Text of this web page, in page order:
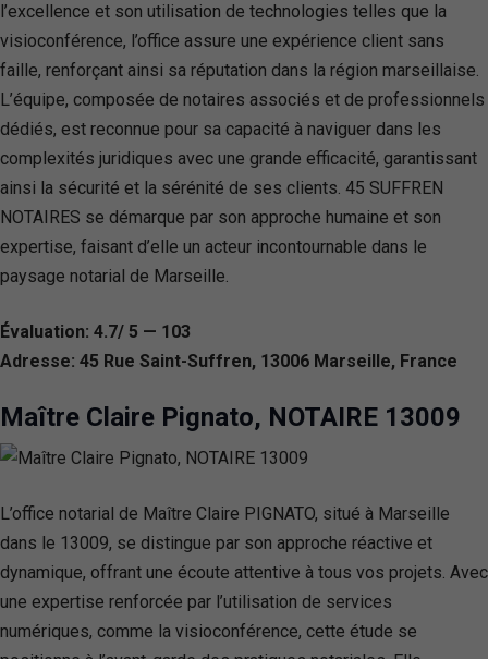
l’excellence et son utilisation de technologies telles que la
visioconférence, l’office assure une expérience client sans
faille, renforçant ainsi sa réputation dans la région marseillaise.
L’équipe, composée de notaires associés et de professionnels
dédiés, est reconnue pour sa capacité à naviguer dans les
complexités juridiques avec une grande efficacité, garantissant
ainsi la sécurité et la sérénité de ses clients. 45 SUFFREN
NOTAIRES se démarque par son approche humaine et son
expertise, faisant d’elle un acteur incontournable dans le
paysage notarial de Marseille.
Évaluation: 4.7/ 5 — 103
Adresse: 45 Rue Saint-Suffren, 13006 Marseille, France
Maître Claire Pignato, NOTAIRE 13009
L’office notarial de Maître Claire PIGNATO, situé à Marseille
dans le 13009, se distingue par son approche réactive et
dynamique, offrant une écoute attentive à tous vos projets. Avec
une expertise renforcée par l’utilisation de services
numériques, comme la visioconférence, cette étude se